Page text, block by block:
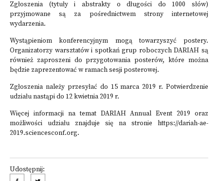
Zgłoszenia (tytuły i abstrakty o długości do 1000 słów)
przyjmowane są za pośrednictwem strony internetowej
wydarzenia.
Wystąpieniom konferencyjnym mogą towarzyszyć postery.
Organizatorzy warsztatów i spotkań grup roboczych DARIAH są
również zaproszeni do przygotowania posterów, które można
będzie zaprezentować w ramach sesji posterowej.
Zgłoszenia należy przesyłać do 15 marca 2019 r. Potwierdzenie
udziału nastąpi do 12 kwietnia 2019 r.
Więcej informacji na temat DARIAH Annual Event 2019 oraz
możliwości udziału znajduje się na stronie https://dariah-ae-
2019.sciencesconf.org.
Udostępnij: